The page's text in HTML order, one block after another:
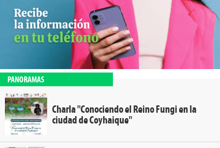
PANORAMAS
Charla "Conociendo el Reino Fungi en la
ciudad de Coyhaique"